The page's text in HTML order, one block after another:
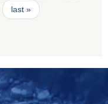
last »